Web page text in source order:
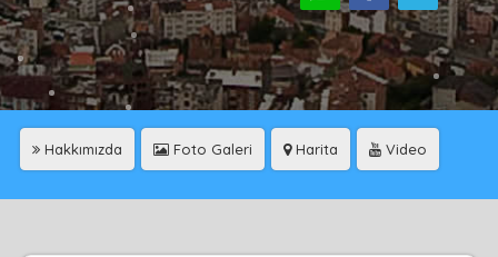
Hakkımızda Foto Galeri Harita Video